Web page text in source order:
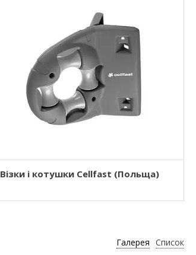
Візки і котушки Cellfast (Польща)
Галерея Список